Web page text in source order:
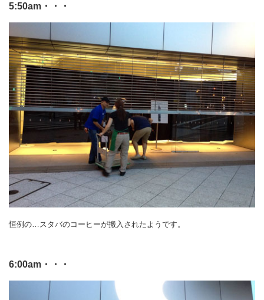
5:50am・・・
恒例の…スタバのコーヒーが搬入されたようです。
6:00am・・・